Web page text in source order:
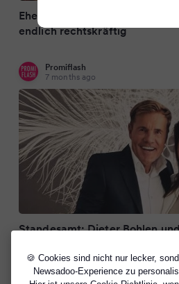
🍪 Cookies sind nicht nur lecker,
Newsadoo-Experience zu
Ehe von Dieter & Carina
endlich rechtskräftig
Promiflash
7 months ago
Standesamt: Dieter Bohlen